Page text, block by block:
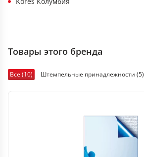
Товары этого бренда
Все (10) Штемпельные принадлежности (5)